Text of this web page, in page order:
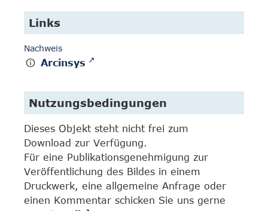
Links
Nachweis
Arcinsys
Nutzungsbedingungen
Dieses Objekt steht nicht frei zum
Download zur Verfügung.
Für eine Publikationsgenehmigung zur
Veröffentlichung des Bildes in einem
Druckwerk, eine allgemeine Anfrage oder
einen Kommentar schicken Sie uns gerne